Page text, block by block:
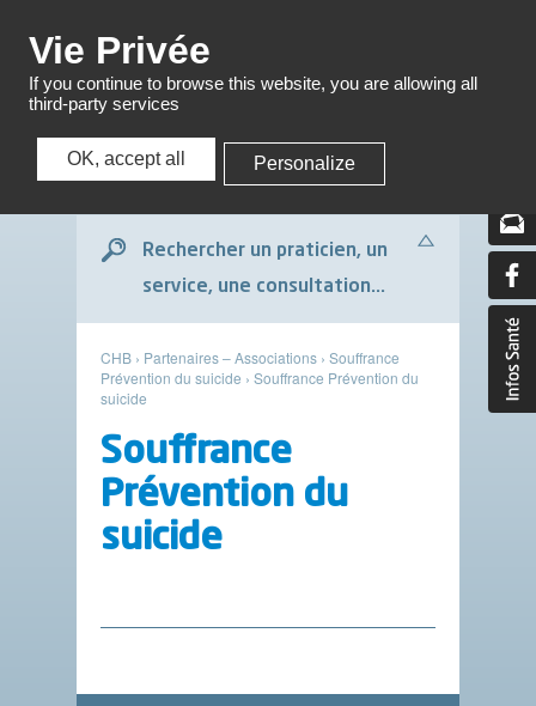
Menu
Rechercher un praticien, un
service, une consultation...
CHB › Partenaires – Associations › Souffrance
Prévention du suicide › Souffrance Prévention du
suicide
Souffrance
Prévention du
suicide
Vie Privée
If you continue to browse this website, you are allowing all
third-party services
OK, accept all Personalize